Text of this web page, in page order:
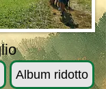
Album ridotto